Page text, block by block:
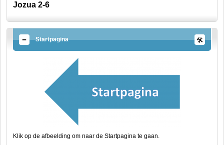
Jozua 2-6
Startpagina
Klik op de afbeelding om naar de Startpagina te gaan.